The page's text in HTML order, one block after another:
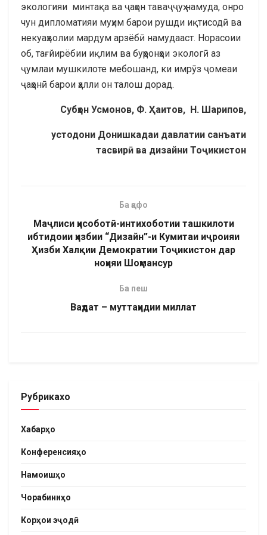
экологияи минтақа ва ҷаҳон таваҷҷуҳ намуда, онро
чун дипломатияи муҳим барои рушди иқтисодӣ ва
некуаҳволии мардум арзёбӣ намудааст. Норасоии
об, тағйирёбии иқлим ва буҳронҳои экологӣ аз
ҷумлаи мушкилоте мебошанд, ки имрӯз ҷомеаи
ҷаҳонӣ барои ҳалли он талош дорад.
Субҳон Усмонов, Ф. Ҳаитов, Н. Шарипов,
устодони Донишкадаи давлатии санъати
тасвирӣ ва дизайни Тоҷикистон
Ба қафо
Маҷлиси ҳисоботӣ-интихоботии ташкилоти
ибтидоии ҳизбии “Дизайн”-и Кумитаи иҷроияи
Ҳизби Халқии Демократии Тоҷикистон дар
ноҳияи Шоҳмансур
Ба пеш
Ваҳдат – муттаҳидии миллат
Рубрикахо
Хабарҳо
Конференсияҳо
Намоишҳо
Чорабиниҳо
Корҳои эҷодӣ